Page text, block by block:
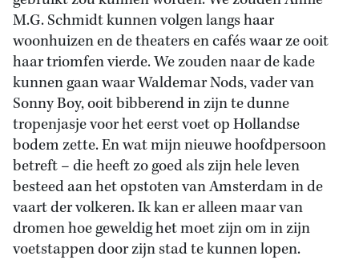
M.G. Schmidt kunnen volgen langs haar
woonhuizen en de theaters en cafés waar ze ooit
haar triomfen vierde. We zouden naar de kade
kunnen gaan waar Waldemar Nods, vader van
Sonny Boy, ooit bibberend in zijn te dunne
tropenjasje voor het eerst voet op Hollandse
bodem zette. En wat mijn nieuwe hoofdpersoon
betreft – die heeft zo goed als zijn hele leven
besteed aan het opstoten van Amsterdam in de
vaart der volkeren. Ik kan er alleen maar van
dromen hoe geweldig het moet zijn om in zijn
voetstappen door zijn stad te kunnen lopen.